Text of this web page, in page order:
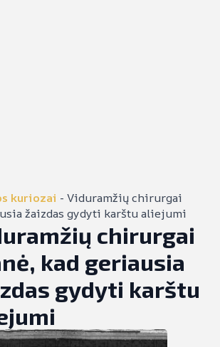
kuriozai - Viduramžių chirurgai
žaizdas gydyti karštu aliejumi
chirurgai
kad geriausia
gydyti karštu